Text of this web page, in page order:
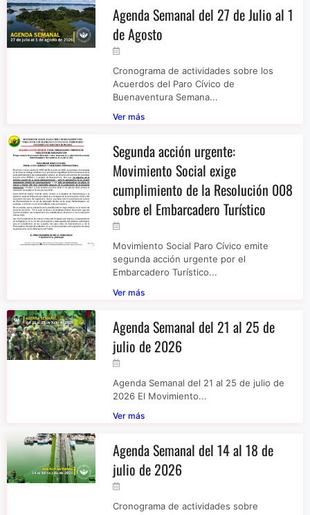
Agenda Semanal del 27 de Julio al 1
de Agosto
Cronograma de actividades sobre los
Acuerdos del Paro Cívico de
Buenaventura Semana...
Ver más
Segunda acción urgente:
Movimiento Social exige
cumplimiento de la Resolución 008
sobre el Embarcadero Turístico
Movimiento Social Paro Cívico emite
segunda acción urgente por el
Embarcadero Turístico...
Ver más
Agenda Semanal del 21 al 25 de
julio de 2026
Agenda Semanal del 21 al 25 de julio de
2026 El Movimiento...
Ver más
Agenda Semanal del 14 al 18 de
julio de 2026
Cronograma de actividades sobre